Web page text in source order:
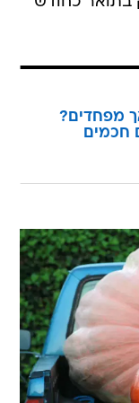
מפחדים?
חכמים